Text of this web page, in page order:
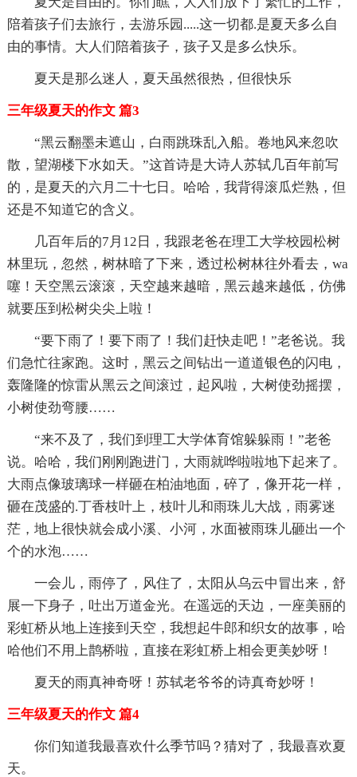
陪着孩子们去旅行，去游乐园.....这一切都.是夏天多么自
由的事情。大人们陪着孩子，孩子又是多么快乐。
夏天是那么迷人，夏天虽然很热，但很快乐
三年级夏天的作文 篇3
“黑云翻墨未遮山，白雨跳珠乱入船。卷地风来忽吹
散，望湖楼下水如天。”这首诗是大诗人苏轼几百年前写
的，是夏天的六月二十七日。哈哈，我背得滚瓜烂熟，但
还是不知道它的含义。
几百年后的7月12日，我跟老爸在理工大学校园松树
林里玩，忽然，树林暗了下来，透过松树林往外看去，wa
噻！天空黑云滚滚，天空越来越暗，黑云越来越低，仿佛
就要压到松树尖尖上啦！
“要下雨了！要下雨了！我们赶快走吧！”老爸说。我
们急忙往家跑。这时，黑云之间钻出一道道银色的闪电，
轰隆隆的惊雷从黑云之间滚过，起风啦，大树使劲摇摆，
小树使劲弯腰……
“来不及了，我们到理工大学体育馆躲躲雨！”老爸
说。哈哈，我们刚刚跑进门，大雨就哗啦啦地下起来了。
大雨点像玻璃球一样砸在柏油地面，碎了，像开花一样，
砸在茂盛的.丁香枝叶上，枝叶儿和雨珠儿大战，雨雾迷
茫，地上很快就会成小溪、小河，水面被雨珠儿砸出一个
个的水泡……
一会儿，雨停了，风住了，太阳从乌云中冒出来，舒
展一下身子，吐出万道金光。在遥远的天边，一座美丽的
彩虹桥从地上连接到天空，我想起牛郎和织女的故事，哈
哈他们不用上鹊桥啦，直接在彩虹桥上相会更美妙呀！
夏天的雨真神奇呀！苏轼老爷爷的诗真奇妙呀！
三年级夏天的作文 篇4
你们知道我最喜欢什么季节吗？猜对了，我最喜欢夏
天。